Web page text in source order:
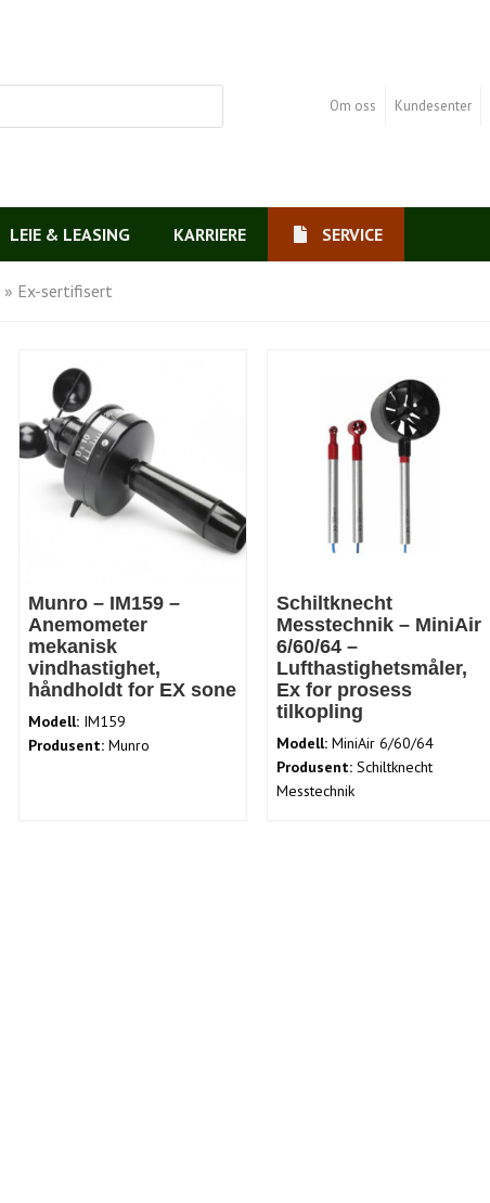
Om oss Kundesenter
LEIE & LEASING KARRIERE SERVICE
» Ex-sertifisert
Munro – IM159 –
Anemometer
mekanisk
vindhastighet,
håndholdt for EX sone
Modell: IM159
Produsent: Munro
Schiltknecht
Messtechnik – MiniAir
6/60/64 –
Lufthastighetsmåler,
Ex for prosess
tilkopling
Modell: MiniAir 6/60/64
Produsent: Schiltknecht
Messtechnik